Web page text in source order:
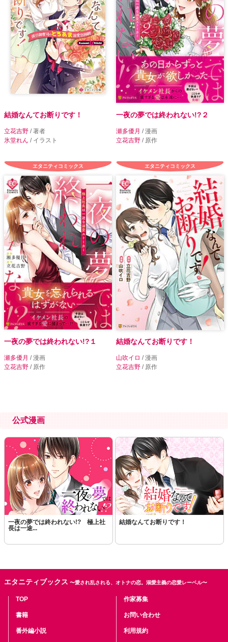
結婚なんてお断りです！
立花吉野 / 著者
氷堂れん / イラスト
一夜の夢では終われない!?２
瀬多優月 / 漫画
立花吉野 / 原作
エタニティコミックス
一夜の夢では終われない!?１
瀬多優月 / 漫画
立花吉野 / 原作
エタニティコミックス
結婚なんてお断りです！
山吹イロ / 漫画
立花吉野 / 原作
公式漫画
一夜の夢では終われない!? 極上社
長は一途...
結婚なんてお断りです！
エタニティブックス 〜愛され乱される、オトナの恋。溺愛主義の恋愛レーベル〜
TOP
書籍
番外編小説
作家募集
お問い合わせ
利用規約